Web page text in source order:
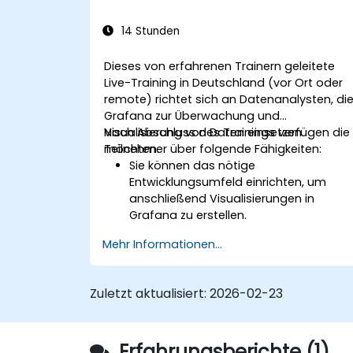
Systemverfügbarkeit und -
14 Stunden
Dieses von erfahrenen Trainern geleitete
Live-Training in Deutschland (vor Ort oder
remote) richtet sich an Datenanalysten, die
Grafana zur Überwachung und
Visualisierung von Daten einsetzen
möchten.
Nach Abschluss des Trainings verfügen die
Teilnehmer über folgende Fähigkeiten:
Sie können das nötige
Entwicklungsumfeld einrichten, um
anschließend Visualisierungen in
Grafana zu erstellen.
Verfügbarkeit konfigurieren.
Sie wissen, wie man Panels und
Daten gestaltet.
schnell lädt.
Mehr Informationen...
Zuletzt aktualisiert: 2026-02-23